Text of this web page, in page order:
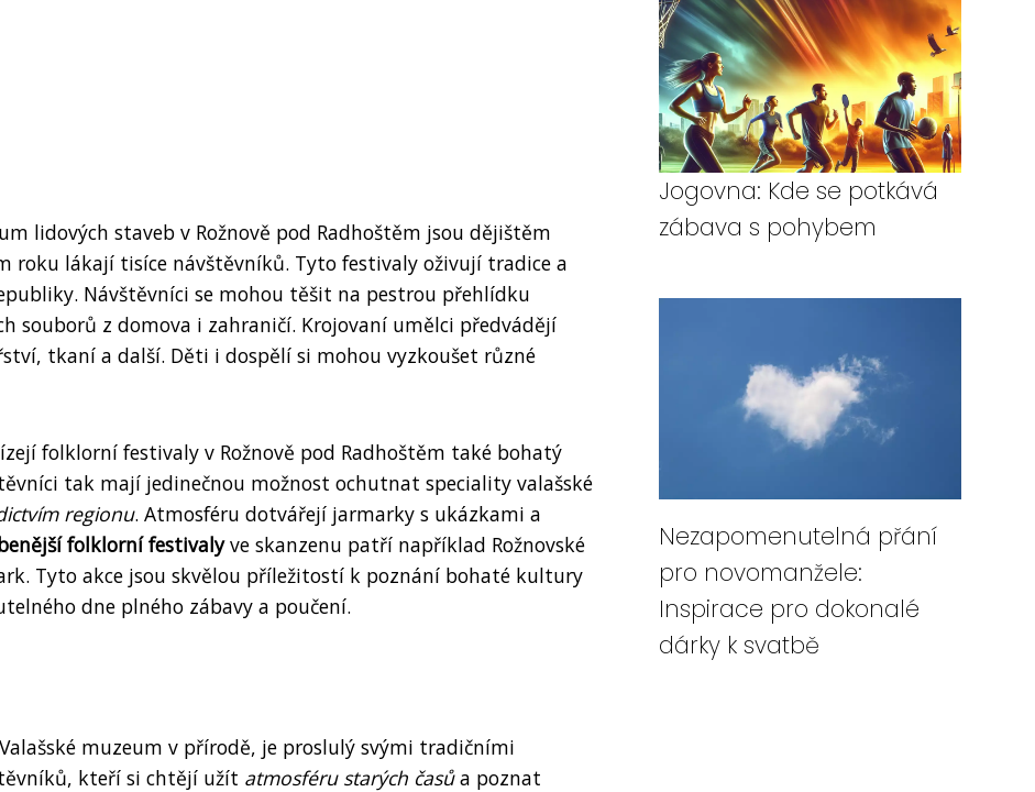
lidových staveb v Rožnově pod Radhoštěm jsou dějištěm
roku lákají tisíce návštěvníků. Tyto festivaly oživují tradice a
Návštěvníci se mohou těšit na pestrou přehlídku
souborů z domova i zahraničí. Krojovaní umělci předvádějí
tkaní a další. Děti i dospělí si mohou vyzkoušet různé
folklorní festivaly v Rožnově pod Radhoštěm také bohatý
tak mají jedinečnou možnost ochutnat speciality valašské
regionu. Atmosféru dotvářejí jarmarky s ukázkami a
folklorní festivalyve skanzenu patří například Rožnovské
Tyto akce jsou skvělou příležitostí k poznání bohaté kultury
dne plného zábavy a poučení.
muzeum v přírodě, je proslulý svými tradičními
kteří si chtějí užít atmosféru starých časůa poznat
Jogovna: Kde se potkává
zábava s pohybem
Nezapomenutelná přání
pro novomanžele:
Inspirace pro dokonalé
dárky k svatbě